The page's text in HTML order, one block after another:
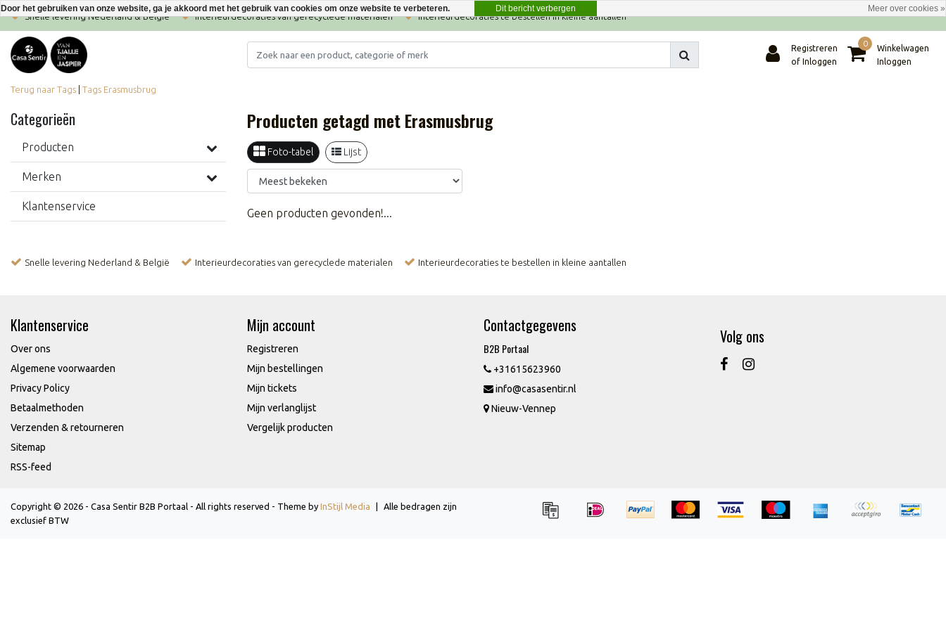
Snelle levering Nederland & België Interieurdecoraties van gerecyclede materialen Interieurdecoraties te bestellen in kleine aantallen
Registreren
of Inloggen
0
Winkelwagen
Inloggen
Terug naar Tags Tags Erasmusbrug
Categorieën
Producten
Merken
Klantenservice
Producten getagd met Erasmusbrug
Foto-tabel Lijst
Geen producten gevonden!...
Snelle levering Nederland & België Interieurdecoraties van gerecyclede materialen Interieurdecoraties te bestellen in kleine aantallen
Klantenservice
Over ons
Algemene voorwaarden
Privacy Policy
Betaalmethoden
Verzenden & retourneren
Sitemap
RSS-feed
Mijn account
Registreren
Mijn bestellingen
Mijn tickets
Mijn verlanglijst
Vergelijk producten
Contactgegevens
B2B Portaal
+31615623960
info@casasentir.nl
Nieuw-Vennep
Volg ons
Copyright © 2026 - Casa Sentir B2B Portaal - All rights reserved - Theme by InStijl Media
Alle bedragen zijn
exclusief BTW
Door het gebruiken van onze website, ga je akkoord met het gebruik van cookies om onze website te verbeteren. Dit bericht verbergen Meer over cookies »